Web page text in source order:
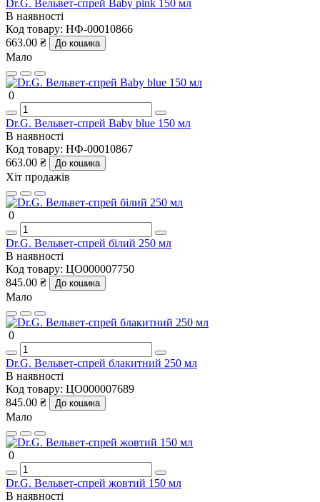
Dr.G. Вельвет-спрей Baby pink 150 мл
В наявності
Код товару: НФ-00010866
663.00 ₴
До кошика
Мало
0
Dr.G. Вельвет-спрей Baby blue 150 мл
В наявності
Код товару: НФ-00010867
663.00 ₴
До кошика
Хіт продажів
0
Dr.G. Вельвет-спрей білий 250 мл
В наявності
Код товару: ЦО000007750
845.00 ₴
До кошика
Мало
0
Dr.G. Вельвет-спрей блакитний 250 мл
В наявності
Код товару: ЦО000007689
845.00 ₴
До кошика
Мало
0
Dr.G. Вельвет-спрей жовтий 150 мл
В наявності